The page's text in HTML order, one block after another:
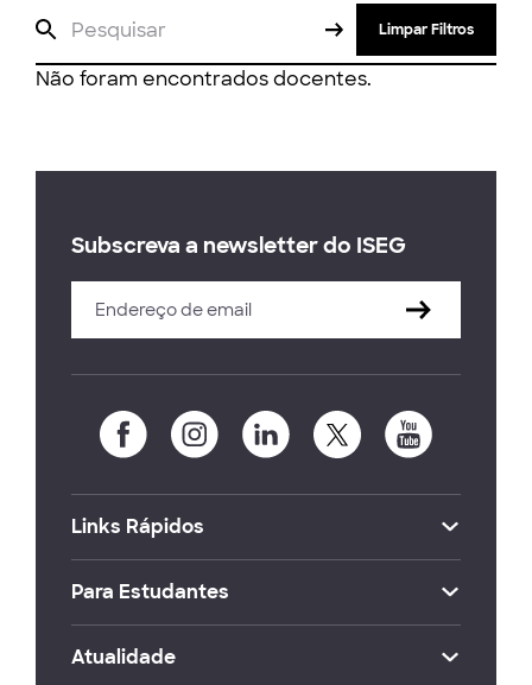
Limpar Filtros
Não foram encontrados docentes.
Subscreva a newsletter do ISEG
Links Rápidos
Para Estudantes
Atualidade